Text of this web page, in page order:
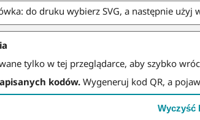
do druku wybierz SVG, a następnie użyj
tylko w tej przeglądarce, aby szybko
kodów.Wygeneruj kod QR, a
Wyczyść